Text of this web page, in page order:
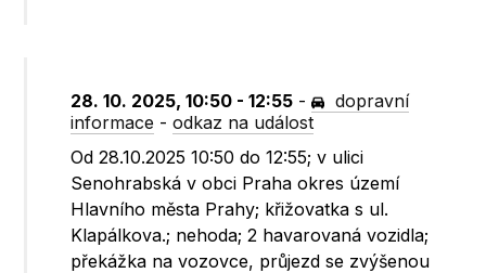
28. 10. 2025, 10:50 - 12:55 -
dopravní
informace -odkaz na událost
Od 28.10.2025 10:50 do 12:55; v ulici
Senohrabská v obci Praha okres území
Hlavního města Prahy; křižovatka s ul.
Klapálkova.; nehoda; 2 havarovaná vozidla;
překážka na vozovce, průjezd se zvýšenou